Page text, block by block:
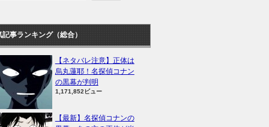
記事ランキング（総合）
【ネタバレ注意】正体は
烏丸蓮耶！名探偵コナン
の黒幕が判明
1,171,852ビュー
【最新】名探偵コナンの